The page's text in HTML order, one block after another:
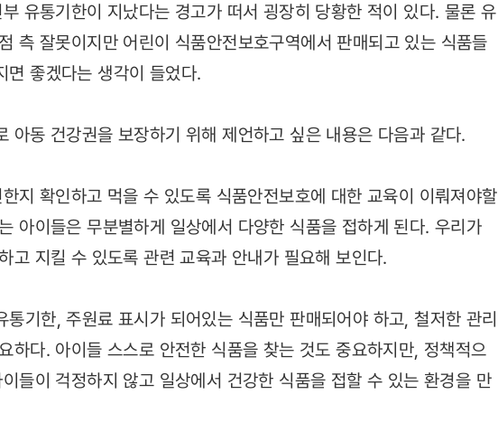
유통기한이 지났다는 경고가 떠서 굉장히 당황한 적이 있다. 물론 유
측 잘못이지만 어린이 식품안전보호구역에서 판매되고 있는 식품들
면 좋겠다는 생각이 들었다.
아동 건강권을 보장하기 위해 제언하고 싶은 내용은 다음과 같다.
지 확인하고 먹을 수 있도록 식품안전보호에 대한 교육이 이뤄져야할
아이들은 무분별하게 일상에서 다양한 식품을 접하게 된다. 우리가
고 지킬 수 있도록 관련 교육과 안내가 필요해 보인다.
기한, 주원료 표시가 되어있는 식품만 판매되어야 하고, 철저한 관리
하다. 아이들 스스로 안전한 식품을 찾는 것도 중요하지만, 정책적으
들이 걱정하지 않고 일상에서 건강한 식품을 접할 수 있는 환경을 만